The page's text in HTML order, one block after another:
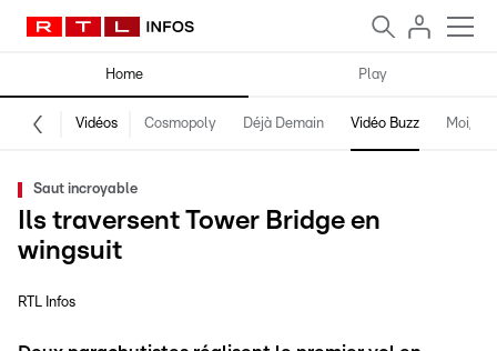
Home Play
Vidéos Cosmopoly Déjà Demain Vidéo Buzz Moi,
Saut incroyable
Ils traversent Tower Bridge en
wingsuit
RTL Infos